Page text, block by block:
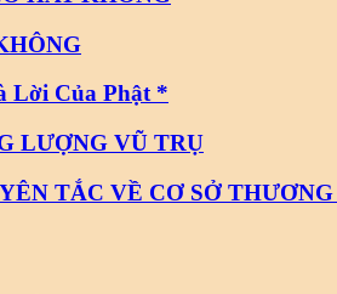
Lời Của Phật *
LƯỢNG VŨ TRỤ
TẮC VỀ CƠ SỞ